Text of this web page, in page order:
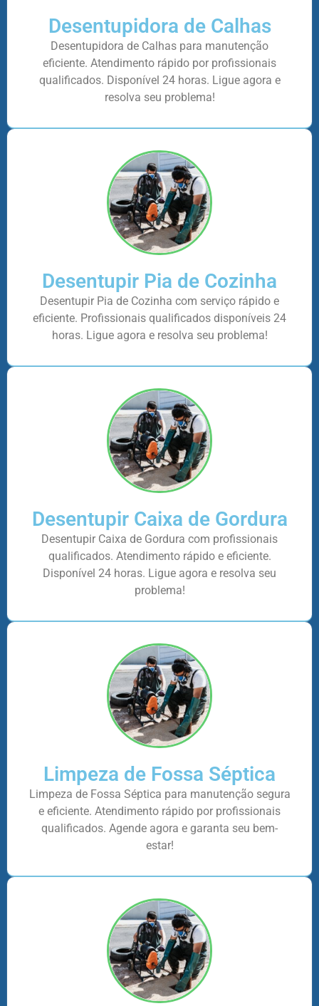
Desentupidora de Calhas
Desentupidora de Calhas para manutenção
eficiente. Atendimento rápido por profissionais
qualificados. Disponível 24 horas. Ligue agora e
resolva seu problema!
Desentupir Pia de Cozinha
Desentupir Pia de Cozinha com serviço rápido e
eficiente. Profissionais qualificados disponíveis 24
horas. Ligue agora e resolva seu problema!
Desentupir Caixa de Gordura
Desentupir Caixa de Gordura com profissionais
qualificados. Atendimento rápido e eficiente.
Disponível 24 horas. Ligue agora e resolva seu
problema!
Limpeza de Fossa Séptica
Limpeza de Fossa Séptica para manutenção segura
e eficiente. Atendimento rápido por profissionais
qualificados. Agende agora e garanta seu bem-
estar!